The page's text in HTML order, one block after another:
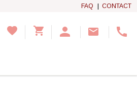
FAQ CONTACT